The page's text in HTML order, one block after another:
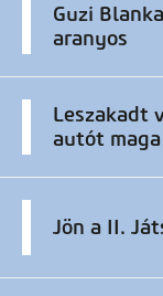
Guzi
aranyos
Leszakadt
autót
Jön a II.